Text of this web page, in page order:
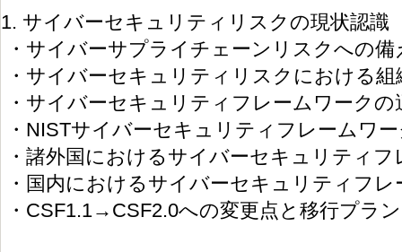
1. サイバーセキュリティリスクの現状認識
・サイバーサプライチェーンリスクへの備
・サイバーセキュリティリスクにおける組
・サイバーセキュリティフレームワークの
・NISTサイバーセキュリティフレームワ
・諸外国におけるサイバーセキュリティ
・国内におけるサイバーセキュリティフ
・CSF1.1→CSF2.0への変更点と移行プラン